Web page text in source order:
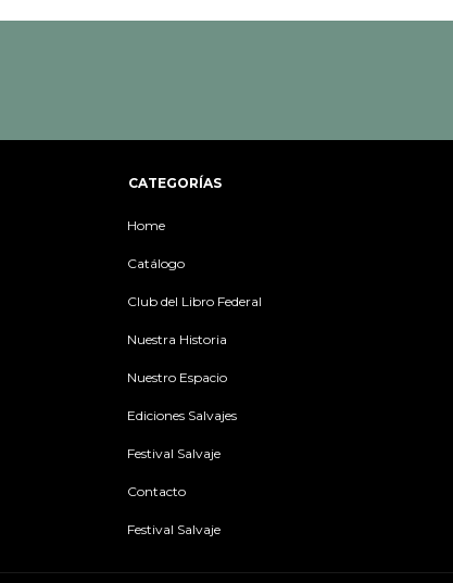
CATEGORÍAS
Home
Catálogo
Club del Libro Federal
Nuestra Historia
Nuestro Espacio
Ediciones Salvajes
Festival Salvaje
Contacto
Festival Salvaje